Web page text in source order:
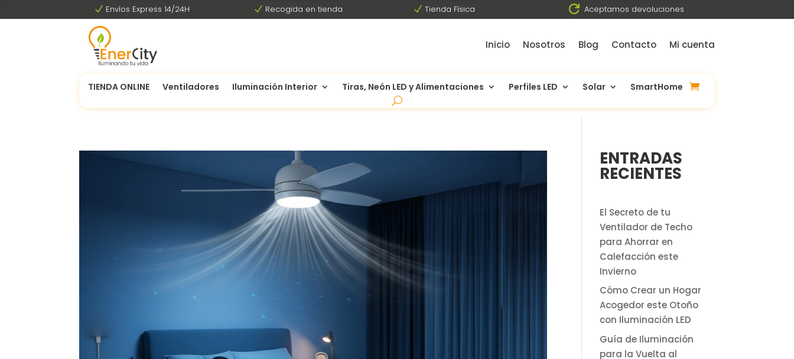
N Envíos Express 14/24H N Recogida en tienda N Tienda Física  Aceptamos devoluciones
Inicio Nosotros Blog Contacto Mi cuenta
TIENDA ONLINE Ventiladores Iluminación Interior Tiras, Neón LED y Alimentaciones Perfiles LED Solar SmartHome
ENTRADAS
RECIENTES
El Secreto de tu
Ventilador de Techo
para Ahorrar en
Calefacción este
Invierno
Cómo Crear un Hogar
Acogedor este Otoño
con Iluminación LED
Guía de Iluminación
para la Vuelta al